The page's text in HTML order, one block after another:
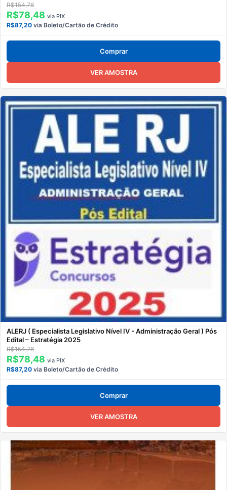
R$154,76
R$78,48 via PIX
R$87,20 via Boleto/Cartão de Crédito
Comprar
VER AMOSTRA
ALERJ ( Especialista Legislativo Nível IV - Administração Geral ) Pós
Edital – Estratégia 2025
R$154,76
R$78,48 via PIX
R$87,20 via Boleto/Cartão de Crédito
Comprar
VER AMOSTRA